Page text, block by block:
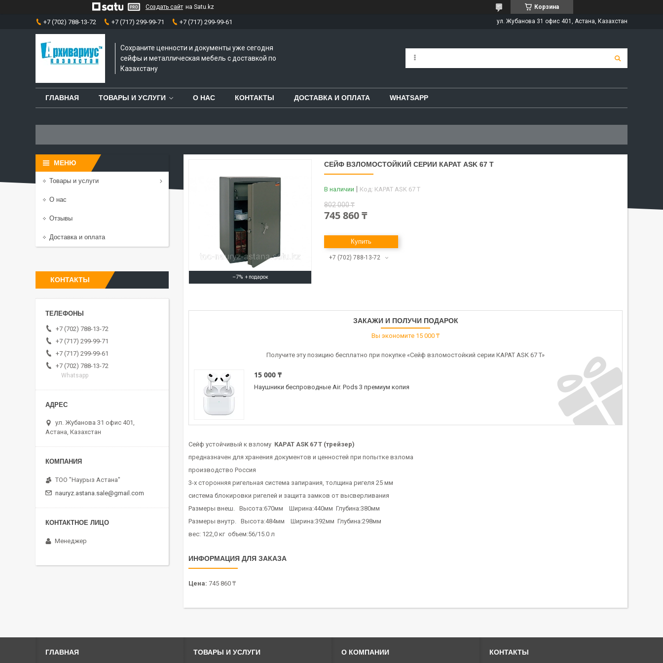
Создать сайт на Satu.kz Корзина
+7 (702) 788-13-72 +7 (717) 299-99-71 +7 (717) 299-99-61 ул. Жубанова 31 офис 401, Астана, Казахстан
Сохраните ценности и документы уже сегодня
сейфы и металлическая мебель с доставкой по
Казахстану
ГЛАВНАЯ ТОВАРЫ И УСЛУГИ О НАС КОНТАКТЫ ДОСТАВКА И ОПЛАТА WHATSAPP
–7%
СЕЙФ ВЗЛОМОСТОЙКИЙ СЕРИИ КАРАТ ASK 67 T
В наличии Код: КАРАТ ASK 67 Т
802 000 ₸
745 860 ₸
Купить
+7 (702) 788-13-72
ЗАКАЖИ И ПОЛУЧИ ПОДАРОК
Вы экономите 15 000 ₸
Получите эту позицию бесплатно при покупке «Сейф взломостойкий серии КАРАТ ASK 67 T»
15 000 ₸
Наушники беспроводные Air. Pods 3 премиум копия
Сейф устойчивый к взлому КАРАТ ASK 67 Т (трейзер)
предназначен для хранения документов и ценностей при попытке взлома
производство Россия
3-х сторонняя ригельная система запирания, толщина ригеля 25 мм
система блокировки ригелей и защита замков от высверливания
Размеры внеш. Высота:670мм Ширина:440мм Глубина:380мм
Размеры внутр. Высота:484мм Ширина:392мм Глубина:298мм
вес: 122,0 кг объем:56/15.0 л
ИНФОРМАЦИЯ ДЛЯ ЗАКАЗА
Цена: 745 860 ₸
Товары и услуги
О нас
Отзывы
Доставка и оплата
КОНТАКТЫ
+7 (702) 788-13-72
+7 (717) 299-99-71
+7 (717) 299-99-61
+7 (702) 788-13-72
Whatsapp
ул. Жубанова 31 офис 401,
Астана, Казахстан
ТОО "Наурыз Астана"
nauryz.astana.sale@gmail.com
Менеджер
ГЛАВНАЯ ТОВАРЫ И УСЛУГИ О КОМПАНИИ КОНТАКТЫ